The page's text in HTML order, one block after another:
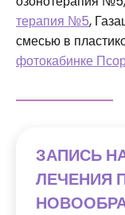
терапия №5,
смесью в
фотокабинке
ЗАПИСЬ
ЛЕЧЕНИЯ